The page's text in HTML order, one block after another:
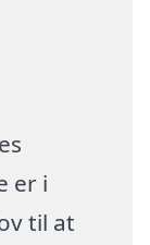
er i
til at